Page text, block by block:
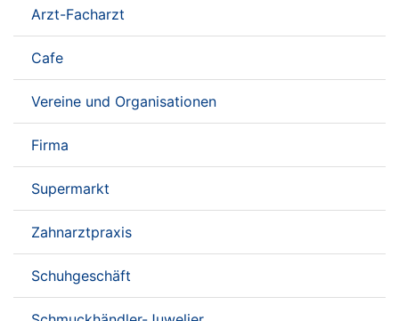
Arzt-Facharzt
Cafe
Vereine und Organisationen
Firma
Supermarkt
Zahnarztpraxis
Schuhgeschäft